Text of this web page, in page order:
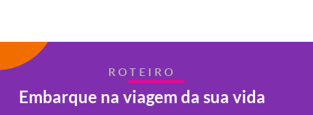
ROTEIRO
Embarque na viagem da sua vida